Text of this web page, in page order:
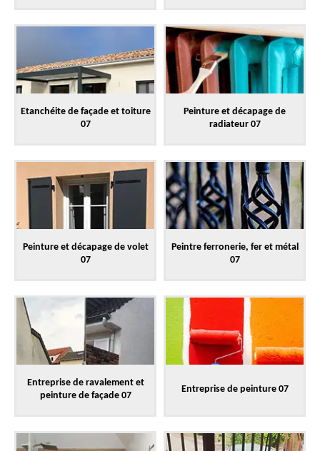
Etanchéite de façade et toiture
07
Peinture et décapage de
radiateur 07
Peinture et décapage de volet
07
Peintre ferronerie, fer et métal
07
Entreprise de ravalement et
peinture de façade 07
Entreprise de peinture 07